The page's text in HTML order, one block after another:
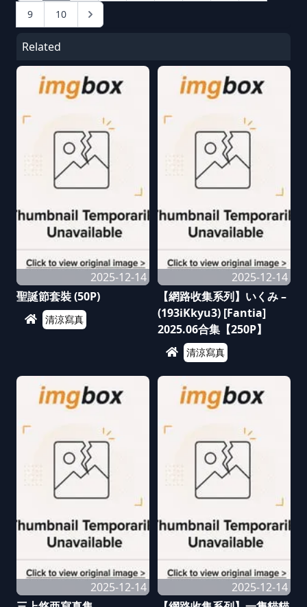
9 10
Related
2025-12-14
聖誕節套裝 (50P)
清涼寫真
2025-12-14
【網路收集系列】いくみ –
(193iKkyu3) [Fantia]
2025.06合集【250P】
清涼寫真
2025-12-14
2025-12-14